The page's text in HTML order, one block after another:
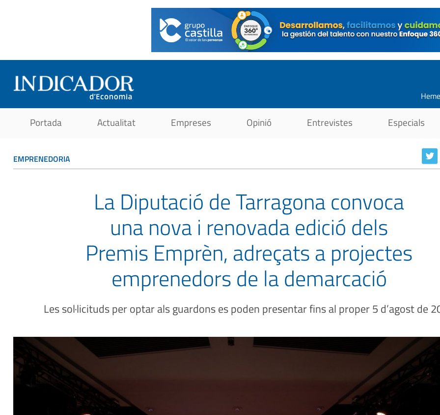
Portada Actualitat Empreses Opinió Entrevistes Especials
EMPRENEDORIA
La Diputació de Tarragona convoca
una nova i renovada edició dels
Premis Emprèn, adreçats a projectes
emprenedors de la demarcació
Les sol·licituds per optar als guardons es poden presentar fins al proper 5 d’agost de